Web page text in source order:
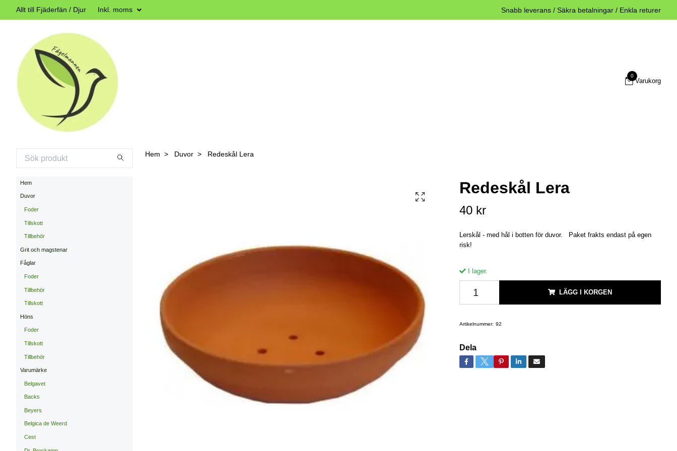
Allt till Fjäderfän / Djur Inkl. moms Snabb leverans / Säkra betalningar / Enkla returer
0
Varukorg
Hem
Duvor
Foder
Tillskott
Tillbehör
Grit och magstenar
Fåglar
Foder
Tillbehör
Tillskott
Höns
Foder
Tillskott
Tillbehör
Varumärke
Belgavet
Backs
Beyers
Belgica de Weerd
Cest
Hem Duvor Redeskål Lera
Redeskål Lera
40 kr
Lerskål - med hål i botten för duvor. Paket frakts endast på egen
risk!
I lager.
LÄGG I KORGEN
Artikelnummer: 92
Dela